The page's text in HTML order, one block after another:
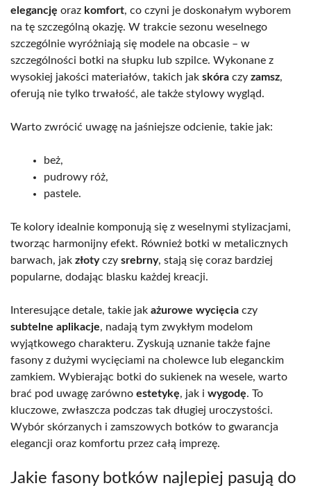
elegancję oraz komfort, co czyni je doskonałym wyborem
na tę szczególną okazję. W trakcie sezonu weselnego
szczególnie wyróżniają się modele na obcasie – w
szczególności botki na słupku lub szpilce. Wykonane z
wysokiej jakości materiałów, takich jak skóra czy zamsz,
oferują nie tylko trwałość, ale także stylowy wygląd.
Warto zwrócić uwagę na jaśniejsze odcienie, takie jak:
beż,
pudrowy róż,
pastele.
Te kolory idealnie komponują się z weselnymi stylizacjami,
tworząc harmonijny efekt. Również botki w metalicznych
barwach, jak złotyczy srebrny, stają się coraz bardziej
popularne, dodając blasku każdej kreacji.
Interesujące detale, takie jak ażurowe wycięcia czy
subtelne aplikacje, nadają tym zwykłym modelom
wyjątkowego charakteru. Zyskują uznanie także fajne
fasony z dużymi wycięciami na cholewce lub eleganckim
zamkiem. Wybierając botki do sukienek na wesele, warto
brać pod uwagę zarówno estetykę, jak i wygodę. To
kluczowe, zwłaszcza podczas tak długiej uroczystości.
Wybór skórzanych i zamszowych botków to gwarancja
elegancji oraz komfortu przez całą imprezę.
Jakie fasony botków najlepiej pasują do